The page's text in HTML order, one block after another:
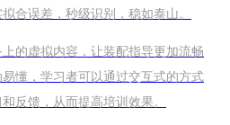
合误差，秒级识别，稳如泰山。
的虚拟内容，让装配指导更加流畅
懂，学习者可以通过交互式的方式
反馈，从而提高培训效果。